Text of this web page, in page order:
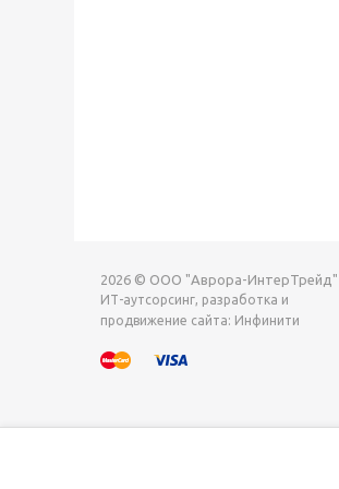
2026 © ООО "Аврора-ИнтерТрейд"
ИТ-аутсорсинг, разработка и
продвижение сайта: Инфинити